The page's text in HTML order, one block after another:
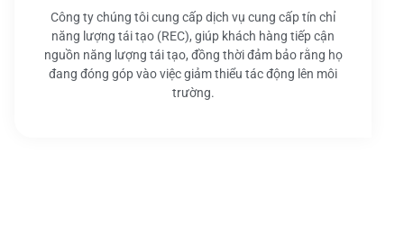
Công ty chúng tôi cung cấp dịch vụ cung cấp tín chỉ
năng lượng tái tạo (REC), giúp khách hàng tiếp cận
nguồn năng lượng tái tạo, đồng thời đảm bảo rằng họ
đang đóng góp vào việc giảm thiểu tác động lên môi
trường.